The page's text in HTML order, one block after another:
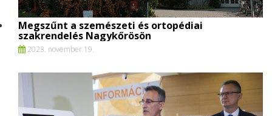
Megszűnt a szemészeti és ortopédiai
szakrendelés Nagykőrösön
2023. november 19.